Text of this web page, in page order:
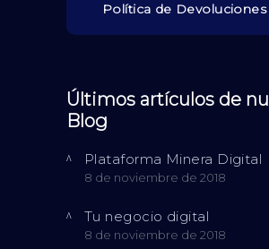
Política de Devoluciones
Últimos artículos de
Blog
Plataforma Minera Digital
8 de noviembre de 2018
Tu negocio digital
8 de noviembre de 2018